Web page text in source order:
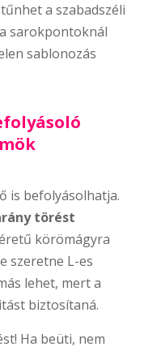
a szabadszéli
sarokpontoknál
sablonozás
is befolyásolhatja.
törést
körömágyra
szeretne L-es
lehet, mert a
biztosítaná.
Ha beüti, nem